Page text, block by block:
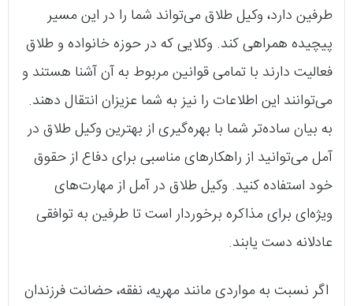
طرفین دارد، وکیل طلاق می‌تواند شما را در این مسیر
پیچیده همراهی کند. وکلایی که در حوزه خانواده و طلاق
فعالیت دارند با تمامی قوانین مربوط به آن آشنا هستند و
می‌توانند این اطلاعات را نیز به شما عزیزان انتقال دهند.
به بیان ساده‌تر شما با بهره‌گیری از بهترین وکیل طلاق در
آمل می‌توانید از راهکارهای مناسبی برای دفاع از حقوق
خود استفاده کنید. وکیل طلاق در آمل از مهارت‌های
ویژه‌ای برای مذاکره برخوردار است تا طرفین به توافقی
عادلانه دست یابند.
اگر نسبت به مواردی مانند مهریه، نفقه، حضانت فرزندان